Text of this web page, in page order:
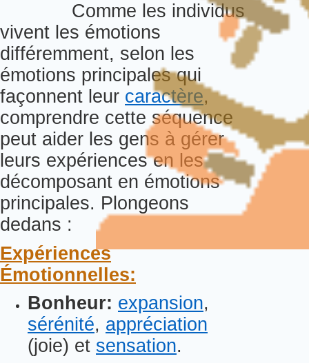
Comme les individus
vivent les émotions
différemment, selon les
émotions principales qui
façonnent leur caractère,
comprendre cette séquence
peut aider les gens à gérer
leurs expériences en les
décomposant en émotions
principales. Plongeons
dedans :
Expériences
Émotionnelles:
Bonheur: expansion,
sérénité, appréciation
(joie) et sensation.